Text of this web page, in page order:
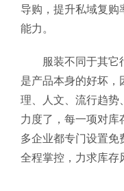
导购，提升私域复购
能力。
服装不同于其它
是产品本身的好坏，
理、人文、流行趋势
力度了，每一项对库
多企业都专门设置免
全程掌控，力求库存